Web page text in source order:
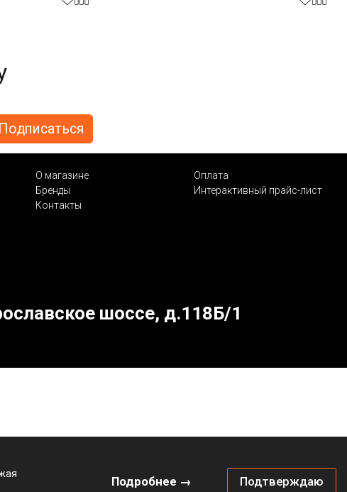
Подробнее → Подтверждаю
О магазине
Оплата
Бренды
Интерактивный прайс-лист
Контакты
шоссе, д.118Б/1